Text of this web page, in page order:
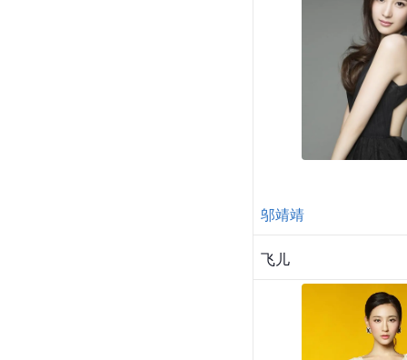
邬靖靖
飞儿